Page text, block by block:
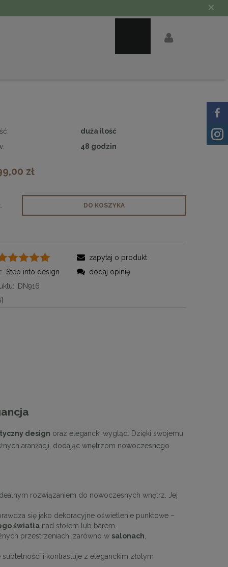
×
duża ilość
48 godzin
zł
DO KOSZYKA
Step into design
DN916
zapytaj o produkt
dodaj opinię
design oraz elegancki wygląd. Dzięki swojemu
aranżacji, dodając wnętrzom nowoczesnego
rozwiązaniem do nowoczesnych wnętrz. Jej
się jako dekoracyjne oświetlenie punktowe –
światła nad stołem lub barem.
przestrzeniach, zarówno w salonach,
i kontrastuje z eleganckim złotym